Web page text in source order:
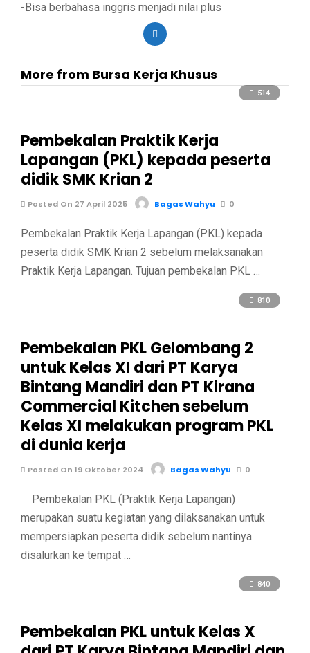
-Bisa berbahasa inggris menjadi nilai plus
More from Bursa Kerja Khusus
514
Pembekalan Praktik Kerja
Lapangan (PKL) kepada peserta
didik SMK Krian 2
Posted On 27 April 2025 Bagas Wahyu 0
Pembekalan Praktik Kerja Lapangan (PKL) kepada
peserta didik SMK Krian 2 sebelum melaksanakan
Praktik Kerja Lapangan. Tujuan pembekalan PKL …
810
Pembekalan PKL Gelombang 2
untuk Kelas XI dari PT Karya
Bintang Mandiri dan PT Kirana
Commercial Kitchen sebelum
Kelas XI melakukan program PKL
di dunia kerja
Posted On 19 Oktober 2024 Bagas Wahyu 0
Pembekalan PKL (Praktik Kerja Lapangan)
merupakan suatu kegiatan yang dilaksanakan untuk
mempersiapkan peserta didik sebelum nantinya
disalurkan ke tempat …
840
Pembekalan PKL untuk Kelas X